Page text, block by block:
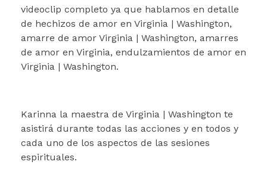
videoclip completo ya que hablamos en detalle
de hechizos de amor en Virginia | Washington,
amarre de amor Virginia | Washington, amarres
de amor en Virginia, endulzamientos de amor en
Virginia | Washington.
Karinna la maestra de Virginia | Washington te
asistirá durante todas las acciones y en todos y
cada uno de los aspectos de las sesiones
espirituales.